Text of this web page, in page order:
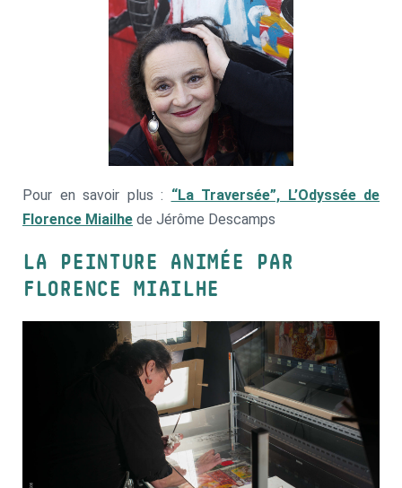
Pour en savoir plus : “La Traversée”, L’Odyssée de
Florence Miailhe de Jérôme Descamps
LA PEINTURE ANIMÉE PAR
FLORENCE MIAILHE